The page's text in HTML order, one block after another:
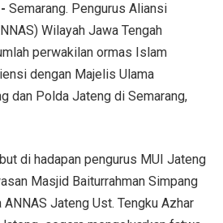
Semarang. Pengurus Aliansi
Wilayah Jawa Tengah
perwakilan ormas Islam
dengan Majelis Ulama
dan Polda Jateng di Semarang,
di hadapan pengurus MUI Jateng
Masjid Baiturrahman Simpang
ANNAS Jateng Ust. Tengku Azhar